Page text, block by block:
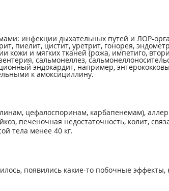
инфекции дыхательных путей и ЛОР-
пиелит, цистит, уретрит, гонорея,
кожи и мягких тканей (рожа, импетиго,
сальмонеллез,
эндокардит, например,
к амоксициллину.
цефалоспоринам, карбапенемам),
печеночная недостаточность, колит,
тела менее 40 кг.
появились какие-то побочные эффекты,